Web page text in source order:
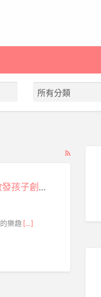
RSS
2025 STEAM系列科學積木體驗營，啟發孩子創意探索的寒假新選擇
樂趣 […]